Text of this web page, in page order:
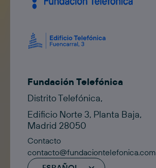
Fundación Telefónica
Distrito Telefónica,
Edificio Norte 3, Planta Baja,
Madrid 28050
Contacto
contacto@fundaciontelefonica.com